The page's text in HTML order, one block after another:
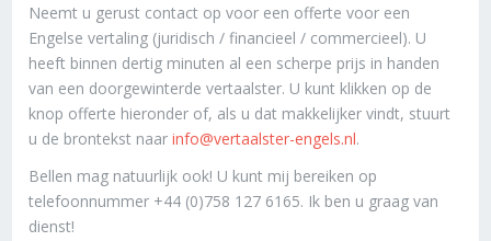
Neemt u gerust contact op voor een offerte voor een
Engelse vertaling (juridisch / financieel / commercieel). U
heeft binnen dertig minuten al een scherpe prijs in handen
van een doorgewinterde vertaalster. U kunt klikken op de
knop offerte hieronder of, als u dat makkelijker vindt, stuurt
u de brontekst naarinfo@vertaalster-engels.nl.
Bellen mag natuurlijk ook! U kunt mij bereiken op
telefoonnummer +44 (0)758 127 6165. Ik ben u graag van
dienst!